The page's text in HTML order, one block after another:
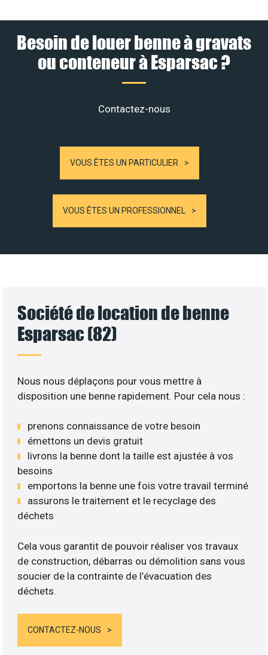
Besoin de louer benne à gravats
ou conteneur à Esparsac ?
Contactez-nous
VOUS ÊTES UN PARTICULIER
VOUS ÊTES UN PROFESSIONNEL
Société de location de benne
Esparsac (82)
Nous nous déplaçons pour vous mettre à
disposition une benne rapidement. Pour cela nous :
prenons connaissance de votre besoin
émettons un devis gratuit
livrons la benne dont la taille est ajustée à vos
besoins
emportons la benne une fois votre travail terminé
assurons le traitement et le recyclage des
déchets
Cela vous garantit de pouvoir réaliser vos travaux
de construction, débarras ou démolition sans vous
soucier de la contrainte de l’évacuation des
déchets.
CONTACTEZ-NOUS